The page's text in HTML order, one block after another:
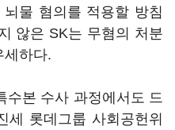
물 혐의를 적용할 방침
않은 SK는 무혐의 처분
세하다.
수본 수사 과정에서도 드
세 롯데그룹 사회공헌위